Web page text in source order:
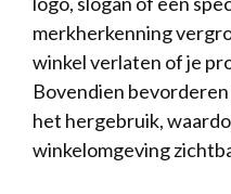
merkherkenning
winkel verlaten of je
Bovendien
het hergebruik,
winkelomgeving